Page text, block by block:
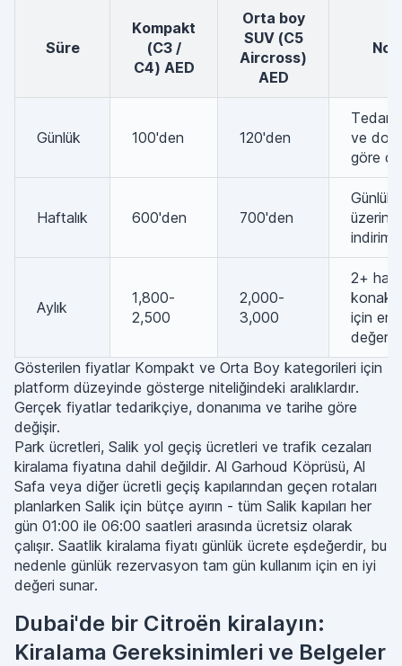
Süre
Kompakt
(C3 /
C4) AED
Orta boy
SUV (C5
Aircross)
AED
Günlük 100'den 120'den
ve
göre
Haftalık 600'den 700'den
Günlük
indirim
Aylık
1,800-
2,500
2,000-
3,000
2+
için en
değer
Gösterilen fiyatlar Kompakt ve Orta Boy kategorileri için
platform düzeyinde gösterge niteliğindeki aralıklardır.
Gerçek fiyatlar tedarikçiye, donanıma ve tarihe göre
değişir.
Park ücretleri, Salik yol geçiş ücretleri ve trafik cezaları
kiralama fiyatına dahil değildir. Al Garhoud Köprüsü, Al
Safa veya diğer ücretli geçiş kapılarından geçen rotaları
planlarken Salik için bütçe ayırın - tüm Salik kapıları her
gün 01:00 ile 06:00 saatleri arasında ücretsiz olarak
çalışır. Saatlik kiralama fiyatı günlük ücrete eşdeğerdir, bu
nedenle günlük rezervasyon tam gün kullanım için en iyi
değeri sunar.
Dubai'de bir Citroën kiralayın:
Kiralama Gereksinimleri ve Belgeler